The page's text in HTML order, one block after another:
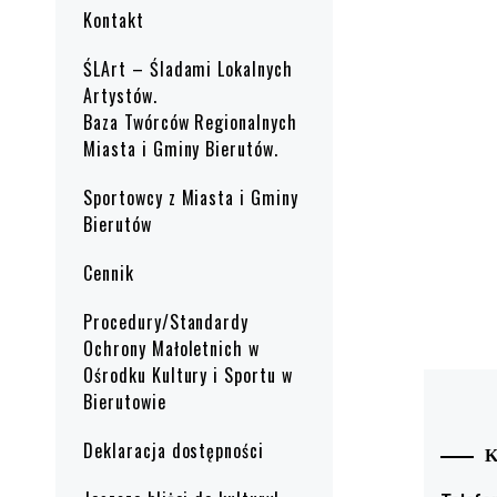
Kontakt
ŚLArt – Śladami Lokalnych
Artystów.
Baza Twórców Regionalnych
Miasta i Gminy Bierutów.
Sportowcy z Miasta i Gminy
Bierutów
Cennik
Procedury/Standardy
Ochrony Małoletnich w
Ośrodku Kultury i Sportu w
Bierutowie
Deklaracja dostępności